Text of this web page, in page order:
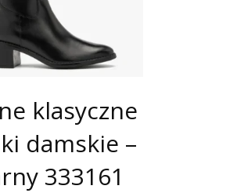
klasyczne
damskie –
333161